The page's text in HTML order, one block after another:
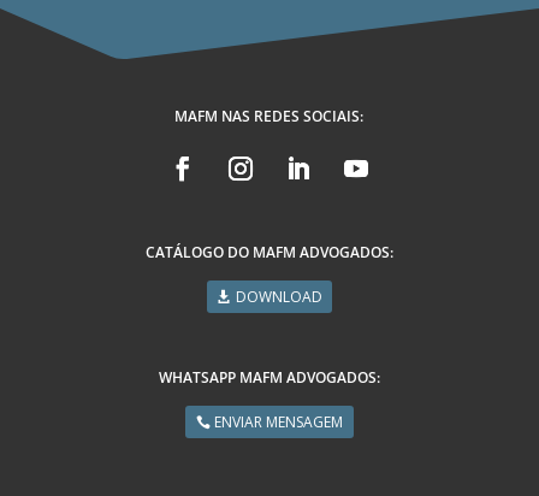
MAFM NAS REDES SOCIAIS:
CATÁLOGO DO MAFM ADVOGADOS:
DOWNLOAD
WHATSAPP MAFM ADVOGADOS:
ENVIAR MENSAGEM